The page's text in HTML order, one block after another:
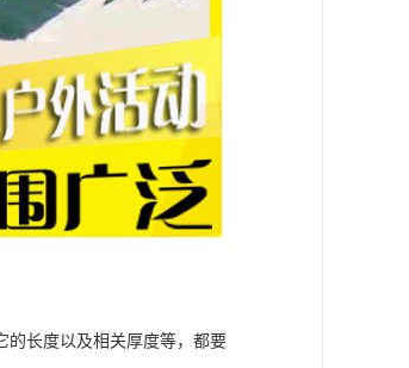
的长度以及相关厚度等，都要